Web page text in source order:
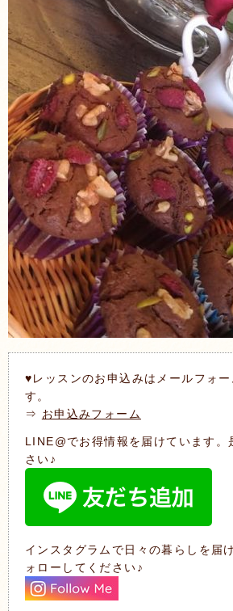
♥レッスンのお申込みはメールフォ
す。
⇒ お申込みフォーム
LINE@でお得情報を届けています。
さい♪
インスタグラムで日々の暮らしを届
ォローしてください♪